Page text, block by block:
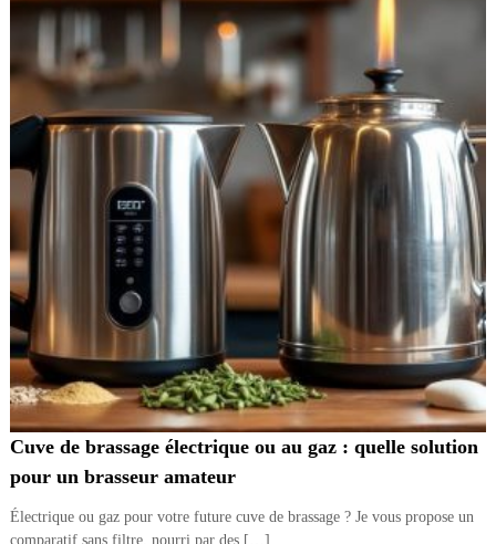
Cuve de brassage électrique ou au gaz : quelle solution
pour un brasseur amateur
Électrique ou gaz pour votre future cuve de brassage ? Je vous propose un
comparatif sans filtre, nourri par des […]